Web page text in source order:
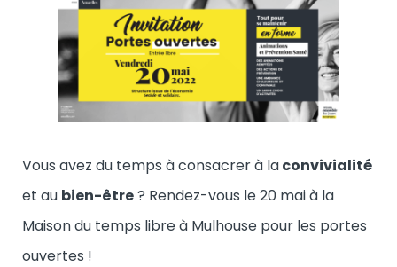
Vous avez du temps à consacrer à laconvivialité
et au bien-être? Rendez-vous le 20 mai à la
Maison du temps libre à Mulhouse pour les portes
ouvertes !